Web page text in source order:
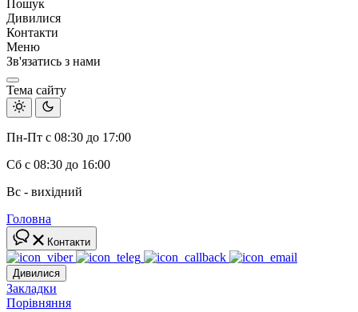
Пошук
Дивилися
Контакти
Меню
Зв'язатись з нами
Тема сайту
Пн-Пт с 08:30 до 17:00
Сб с 08:30 до 16:00
Вс - вихідний
Головна
Контакти
Дивилися
Закладки
Порівняння